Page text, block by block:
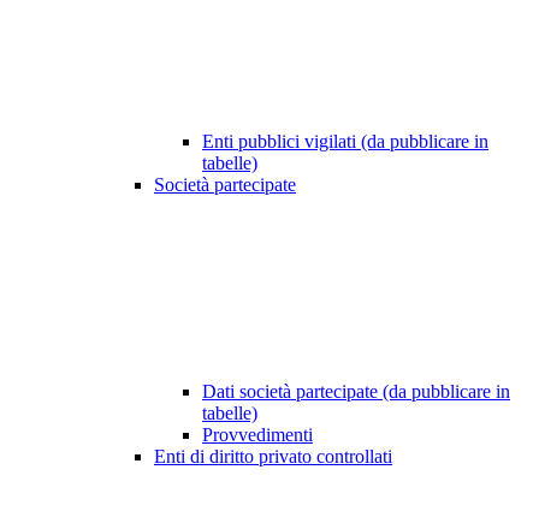
Enti pubblici vigilati (da pubblicare in
tabelle)
Società partecipate
Dati società partecipate (da pubblicare in
tabelle)
Provvedimenti
Enti di diritto privato controllati